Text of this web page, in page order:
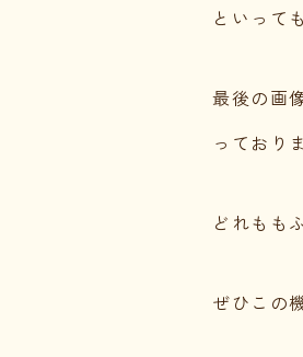
といって
最後の画
っており
どれもも
ぜひこの